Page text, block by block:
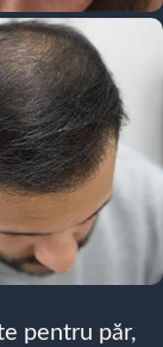
pentru păr,